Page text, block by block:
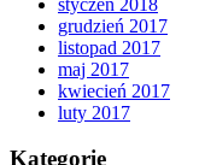
grudzień 2017
listopad 2017
maj 2017
kwiecień 2017
luty 2017
Kategorie